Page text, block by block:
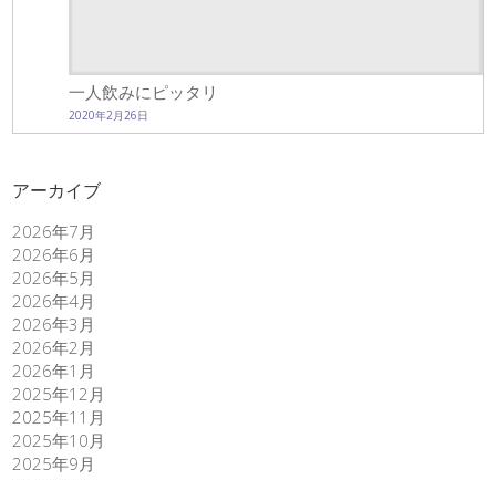
一人飲みにピッタリ
2020年2月26日
アーカイブ
2026年7月
2026年6月
2026年5月
2026年4月
2026年3月
2026年2月
2026年1月
2025年12月
2025年11月
2025年10月
2025年9月